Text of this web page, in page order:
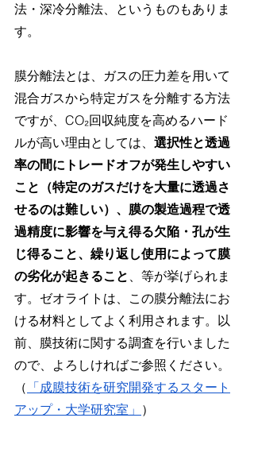
法・深冷分離法、というものもありま
す。
膜分離法とは、ガスの圧力差を用いて
混合ガスから特定ガスを分離する方法
ですが、CO₂回収純度を高めるハード
ルが高い理由としては、 選択性と透過
率の間にトレードオフが発生しやすい
こと（特定のガスだけを大量に透過さ
せるのは難しい）、膜の製造過程で透
過精度に影響を与え得る欠陥・孔が生
じ得ること、繰り返し使用によって膜
の劣化が起きること 、等が挙げられま
す。ゼオライトは、この膜分離法にお
ける材料としてよく利用されます。以
前、膜技術に関する調査を行いました
ので、よろしければご参照ください。
（ 「成膜技術を研究開発するスタート
アップ・大学研究室」 ）